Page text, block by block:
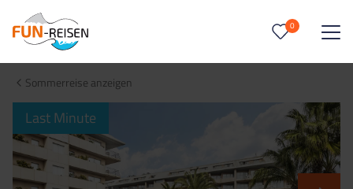
0
0Reise/n auf deiner Merkliste
Keine Reisen auf der Merkliste
Sommerreise anzeigen
Last Minute